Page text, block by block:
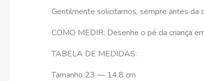
Gentilmente solicitamos, sempre antes da
COMO MEDIR: Desenhe o pé da criança
TABELA DE MEDIDAS:
Tamanho 23 — 14.8 cm